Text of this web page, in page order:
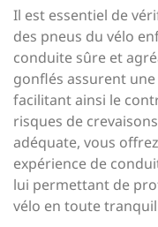
Il est essentiel de
des pneus du vélo
conduite sûre et
gonflés assurent
facilitant ainsi le
risques de
adéquate, vous
expérience de
lui permettant de
vélo en toute